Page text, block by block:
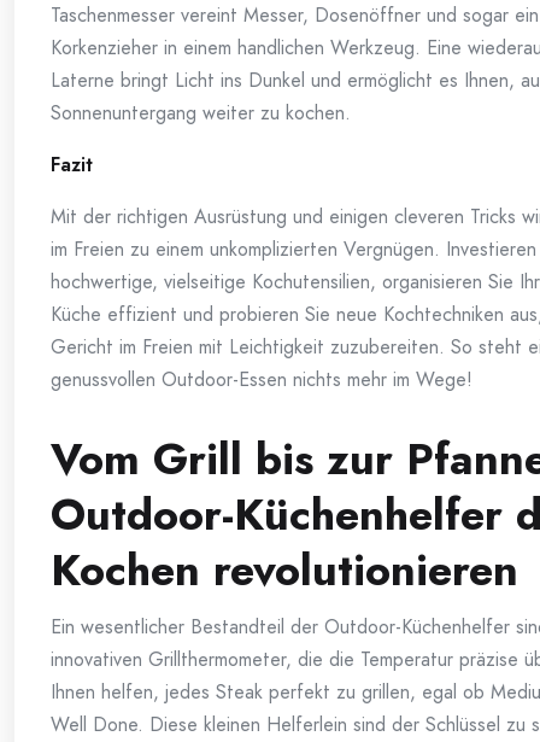
Taschenmesser vereint Messer, Dosenöffner und sogar
Korkenzieher in einem handlichen Werkzeug. Eine
Laterne bringt Licht ins Dunkel und ermöglicht es Ihnen,
Sonnenuntergang weiter zu kochen.
Fazit
Mit der richtigen Ausrüstung und einigen cleveren Tricks
im Freien zu einem unkomplizierten Vergnügen.
hochwertige, vielseitige Kochutensilien, organisieren Sie
Küche effizient und probieren Sie neue Kochtechniken
Gericht im Freien mit Leichtigkeit zuzubereiten. So steht
genussvollen Outdoor-Essen nichts mehr im Wege!
Vom Grill bis zur
Outdoor-Küchenhelfer
Kochen revolutionieren
Ein wesentlicher Bestandteil der Outdoor-Küchenhelfer
innovativen Grillthermometer, die die Temperatur präzise
Ihnen helfen, jedes Steak perfekt zu grillen, egal ob
Well Done. Diese kleinen Helferlein sind der Schlüssel zu